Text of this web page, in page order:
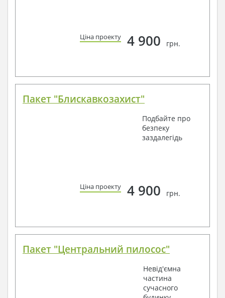
Ціна проекту 4 900 грн.
Пакет "Блискавкозахист"
Подбайте про
безпеку
заздалегідь
Ціна проекту 4 900 грн.
Пакет "Центральний пилосос"
Невід'ємна
частина
сучасного